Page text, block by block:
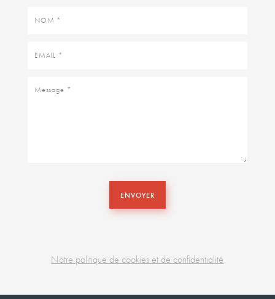
Nom
Email
Message
ENVOYER
Notre politique de cookies et de confidentialité
unit